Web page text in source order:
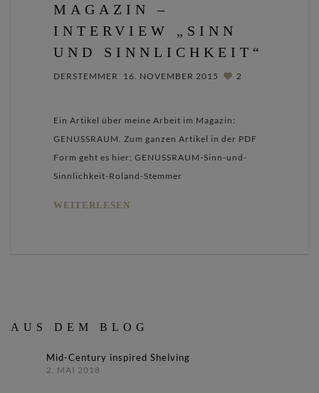
MAGAZIN –
INTERVIEW „SINN
UND SINNLICHKEIT“
DERSTEMMER 16. NOVEMBER 2015 2
Ein Artikel über meine Arbeit im Magazin:
GENUSSRAUM. Zum ganzen Artikel in der PDF
Form geht es hier: GENUSSRAUM-Sinn-und-
Sinnlichkeit-Roland-Stemmer
WEITERLESEN
AUS DEM BLOG
Mid-Century inspired Shelving
2. MAI 2018